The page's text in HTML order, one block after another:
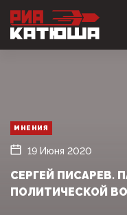
МНЕНИЯ
19 Июня 2020
СЕРГЕЙ ПИСАРЕВ.
ПОЛИТИЧЕСКОЙ